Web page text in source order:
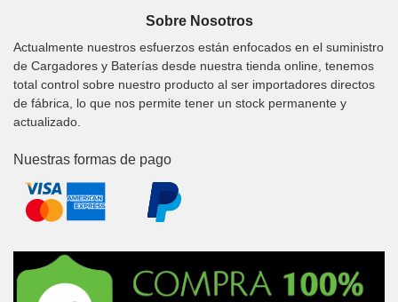
Sobre Nosotros
Actualmente nuestros esfuerzos están enfocados en el suministro
de Cargadores y Baterías desde nuestra tienda online, tenemos
total control sobre nuestro producto al ser importadores directos
de fábrica, lo que nos permite tener un stock permanente y
actualizado.
Nuestras formas de pago